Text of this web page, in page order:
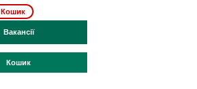
Кошик
Вакансії
Кошик